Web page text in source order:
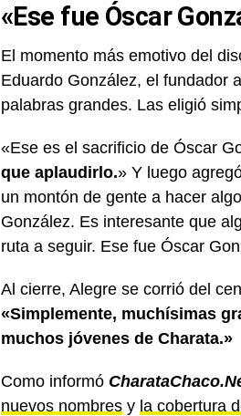
«Ese fue Óscar
El momento más emotivo del
Eduardo González, el fundador
palabras grandes. Las eligió
«Ese es el sacrificio de Óscar
que aplaudirlo.» Y luego
un montón de gente a hacer
González. Es interesante que
ruta a seguir. Ese fue Óscar
Al cierre, Alegre se corrió del
«Simplemente, muchísimas
muchos jóvenes de Charata.»
Como informó
nuevos nombres y la cobertura